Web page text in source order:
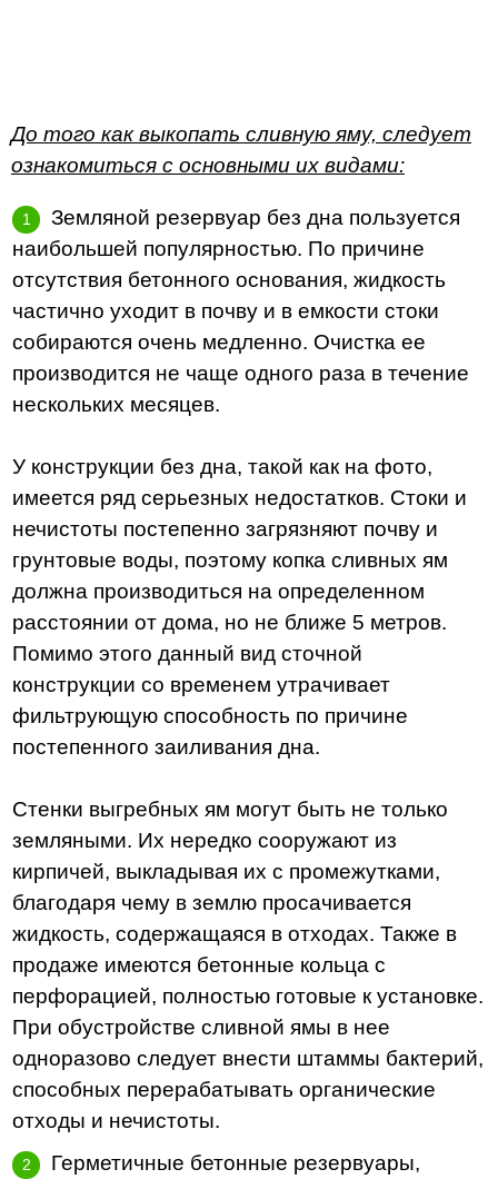
До того как выкопать сливную яму, следует
ознакомиться с основными их видами:
Земляной резервуар без дна пользуется
наибольшей популярностью. По причине
отсутствия бетонного основания, жидкость
частично уходит в почву и в емкости стоки
собираются очень медленно. Очистка ее
производится не чаще одного раза в течение
нескольких месяцев.
У конструкции без дна, такой как на фото,
имеется ряд серьезных недостатков. Стоки и
нечистоты постепенно загрязняют почву и
грунтовые воды, поэтому копка сливных ям
должна производиться на определенном
расстоянии от дома, но не ближе 5 метров.
Помимо этого данный вид сточной
конструкции со временем утрачивает
фильтрующую способность по причине
постепенного заиливания дна.
Стенки выгребных ям могут быть не только
земляными. Их нередко сооружают из
кирпичей, выкладывая их с промежутками,
благодаря чему в землю просачивается
жидкость, содержащаяся в отходах. Также в
продаже имеются бетонные кольца с
перфорацией, полностью готовые к установке.
При обустройстве сливной ямы в нее
одноразово следует внести штаммы бактерий,
способных перерабатывать органические
отходы и нечистоты.
Герметичные бетонные резервуары,